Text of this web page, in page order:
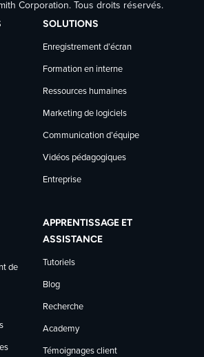
TechSmith
sur
Facebook
TechSmith
sur
LinkedIn
TechSmith
sur
YouTube
Corporation. Tous droits réservés.
SOLUTIONS
Enregistrement d’écran
Formation en interne
Ressources humaines
Marketing de logiciels
Communication d’équipe
Vidéos pédagogiques
Entreprise
de
APPRENTISSAGE ET
ASSISTANCE
Tutoriels
Blog
Recherche
Academy
Témoignages client